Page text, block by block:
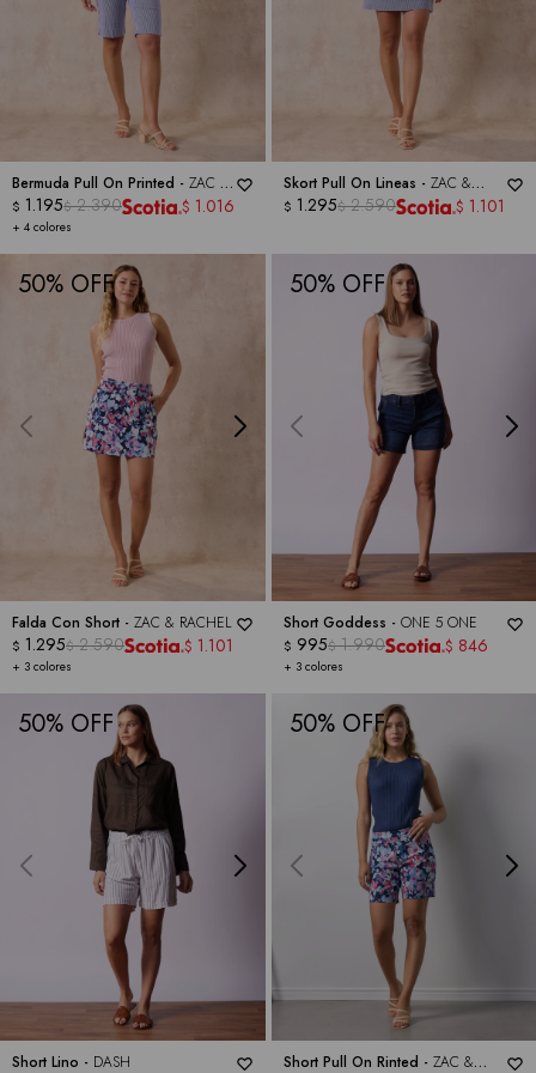
Bermuda Pull On Printed - ZAC &
RACHEL
+ 4 colores
$ 1.195$ 2.390 $ 1.016
Skort Pull On Lineas - ZAC &
RACHEL
$ 1.295$ 2.590 $ 1.101
50
Falda Con Short - ZAC & RACHEL
+ 3 colores
$ 1.295$ 2.590 $ 1.101
50
Short Goddess - ONE 5 ONE
+ 3 colores
$ 995$ 1.990 $ 846
50
Short Lino - DASH
50
Short Pull On Rinted - ZAC &